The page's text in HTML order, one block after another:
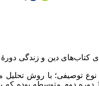
دین و زندگی دورۀ
نوع توصیفی؛ با روش